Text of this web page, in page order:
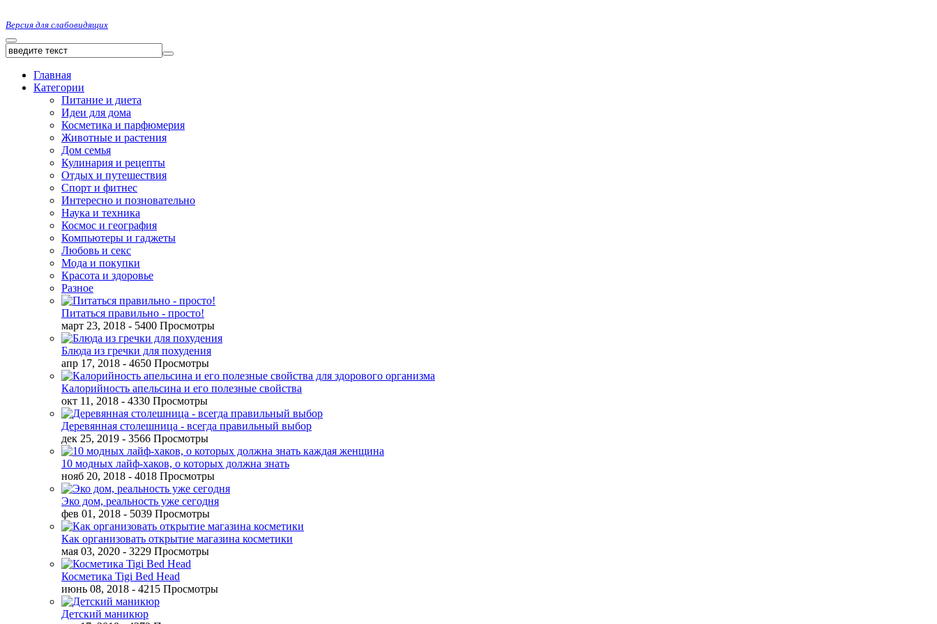
Версия для слабовидящих
Главная
Категории
Питание и диета
Идеи для дома
Косметика и парфюмерия
Животные и растения
Дом семья
Кулинария и рецепты
Отдых и путешествия
Спорт и фитнес
Интересно и позновательно
Наука и техника
Космос и география
Компьютеры и гаджеты
Любовь и секс
Мода и покупки
Красота и здоровье
Разное
Питаться правильно - просто!
март 23, 2018 - 5400 Просмотры
Блюда из гречки для похудения
апр 17, 2018 - 4650 Просмотры
Калорийность апельсина и его полезные свойства
окт 11, 2018 - 4330 Просмотры
Деревянная столешница - всегда правильный выбор
дек 25, 2019 - 3566 Просмотры
10 модных лайф-хаков, о которых должна знать
нояб 20, 2018 - 4018 Просмотры
Эко дом, реальность уже сегодня
фев 01, 2018 - 5039 Просмотры
Как организовать открытие магазина косметики
мая 03, 2020 - 3229 Просмотры
Косметика Tigi Bed Head
июнь 08, 2018 - 4215 Просмотры
Детский маникюр